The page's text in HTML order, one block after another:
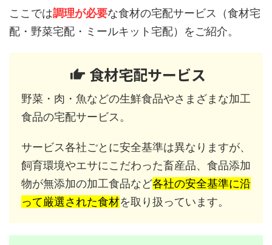
ここでは調理が必要な食材の宅配サービス（食材宅
配・野菜宅配・ミールキット宅配）をご紹介。
食材宅配サービス
野菜・肉・魚などの生鮮食品やさまざまな加工
食品の宅配サービス。
サービス各社ごとに安全基準は異なりますが、
飼育環境やエサにこだわった畜産品、食品添加
物が無添加の加工食品など各社の安全基準に沿
って厳選された食材を取り扱っています。